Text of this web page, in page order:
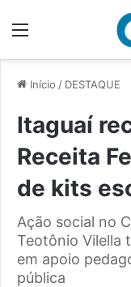
Início / DESTAQUE
Itaguaí
Receita
de kits
Ação social no
Teotônio Vilella
em apoio
pública